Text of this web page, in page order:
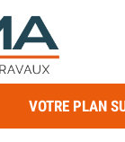
VOTRE PLAN